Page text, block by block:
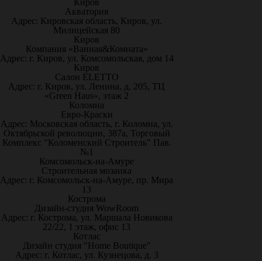
Киров
Акватория
Адрес: Кировская область, Киров, ул.
Милицейская 80
Киров
Компания «Ванная&Комната»
Адрес: г. Киров, ул. Комсомольская, дом 14
Киров
Салон ELETTO
Адрес: г. Киров, ул. Ленина, д. 205, ТЦ
«Green Haus», этаж 2
Коломна
Евро-Краски
Адрес: Московская область, г. Коломна, ул.
Октябрьской революции, 387а, Торговый
Комплекс "Коломенский Строитель" Пав.
№1
Комсомольск-на-Амуре
Строительная мозаика
Адрес: г. Комсомольск-на-Амуре, пр. Мира
13
Кострома
Дизайн-студия WowRoom
Адрес: г. Кострома, ул. Маршала Новикова
22/22, 1 этаж, офис 13
Котлас
Дизайн студия "Home Boutique"
Адрес: г. Котлас, ул. Кузнецова, д. 3